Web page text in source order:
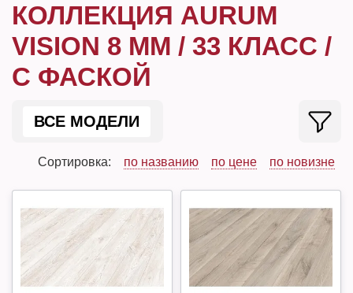
КОЛЛЕКЦИЯ AURUM
VISION 8 ММ / 33 КЛАСС /
С ФАСКОЙ
ВСЕ МОДЕЛИ
Сортировка: по названию по цене по новизне